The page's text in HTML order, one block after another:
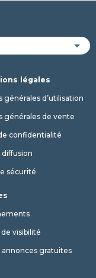
légales
générales d’utilisation
générales de vente
confidentialité
sécurité
visibilité
gratuites